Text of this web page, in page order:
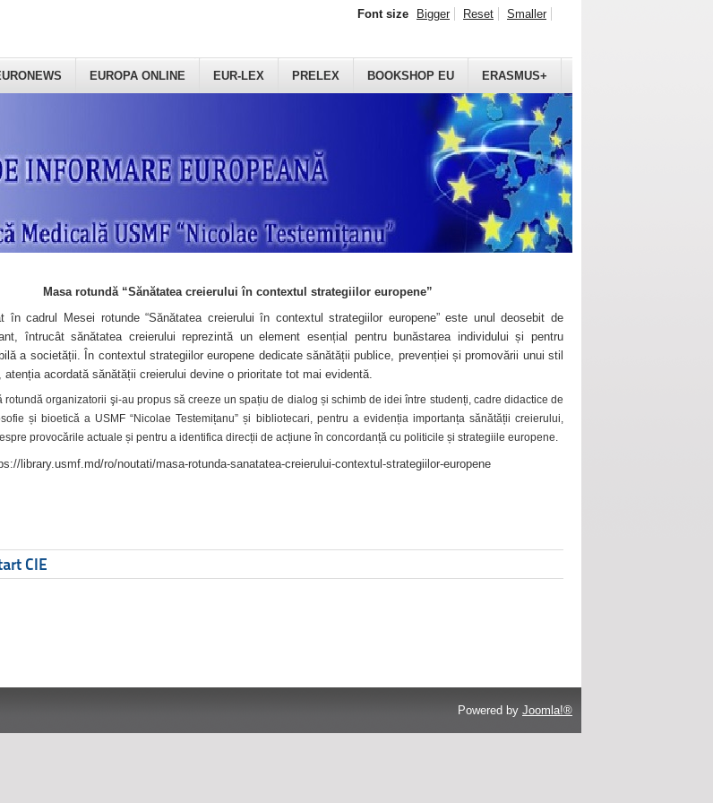
EUROPA ONLINE EUR-LEX PRELEX BOOKSHOP EU ERASMUS+
Font size Bigger Reset Smaller
Masa rotundă “Sănătatea creierului în contextul strategiilor europene”
în cadrul Mesei rotunde “Sănătatea creierului în contextul strategiilor europene” este unul deosebit de
întrucât sănătatea creierului reprezintă un element esențial pentru bunăstarea individului și pentru
a societății. În contextul strategiilor europene dedicate sănătății publice, prevenției și promovării unui stil
atenția acordată sănătății creierului devine o prioritate tot mai evidentă.
rotundă organizatorii şi-au propus să creeze un spațiu de dialog și schimb de idei între studenți, cadre didactice de
și bioetică a USMF “Nicolae Testemițanu” și bibliotecari, pentru a evidenția importanța sănătății creierului,
provocările actuale și pentru a identifica direcții de acțiune în concordanță cu politicile și strategiile europene.
library.usmf.md/ro/noutati/masa-rotunda-sanatatea-creierului-contextul-strategiilor-europene
CIE
Powered by Joomla!®